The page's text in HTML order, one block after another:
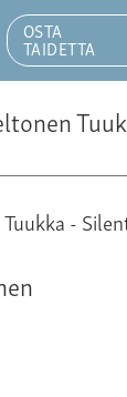
OSTA
TAIDETTA